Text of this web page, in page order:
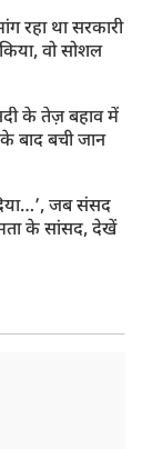
रहा था सरकारी
वो सोशल
के तेज़ बहाव में
बची जान
जब संसद
के सांसद, देखें